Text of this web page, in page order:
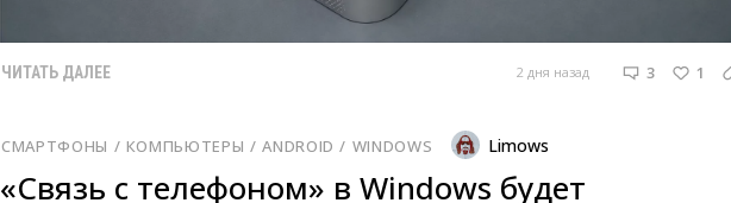
ЧИТАТЬ ДАЛЕЕ 2 дня назад 3 1
СМАРТФОНЫ / КОМПЬЮТЕРЫ / ANDROID / WINDOWS Limows
«Связь с телефоном» в Windows будет